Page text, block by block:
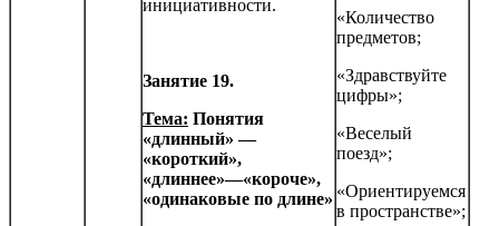
инициатив­ности.
Занятие 19.
Тема: Понятия
«длинный» —
«короткий»,
«длиннее»—«короче»,
«одинаковые по длине»
«Количество
предметов;
«Здравствуйте
цифры»;
«Веселый
поезд»;
«Ориентируемся
в пространстве»;